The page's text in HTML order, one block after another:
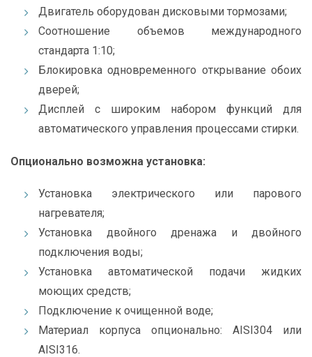
Двигатель оборудован дисковыми тормозами;
Соотношение объемов международного
стандарта 1:10;
Блокировка одновременного открывание обоих
дверей;
Дисплей с широким набором функций для
автоматического управления процессами стирки.
Опционально возможна установка:
Установка электрического или парового
нагревателя;
Установка двойного дренажа и двойного
подключения воды;
Установка автоматической подачи жидких
моющих средств;
Подключение к очищенной воде;
Материал корпуса опционально: AISI304 или
AISI316.